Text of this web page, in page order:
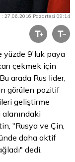
: 27.06.2016 Pazartesi 09:14
yüzde 9'luk paya
çekmek için
arada Rus lider,
görülen pozitif
geliştirme
alanındaki
"Rusya ve Çin,
daha aktif
dedi.